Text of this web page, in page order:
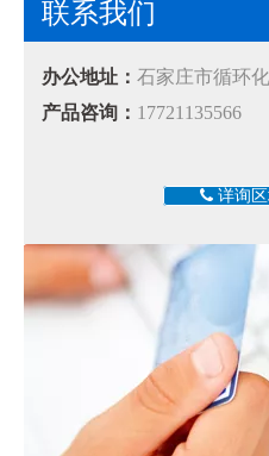
联系我们
办公地址： 石家庄市循环
产品咨询： 17721135566
详询区